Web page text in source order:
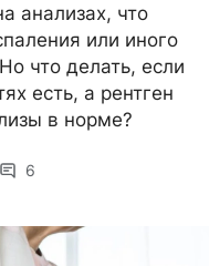
анализах, что
или иного
что делать, если
есть, а рентген
в норме?
6